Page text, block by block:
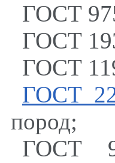
ГОСТ
ГОСТ
ГОСТ
ГОСТ
пород;
ГОСТ